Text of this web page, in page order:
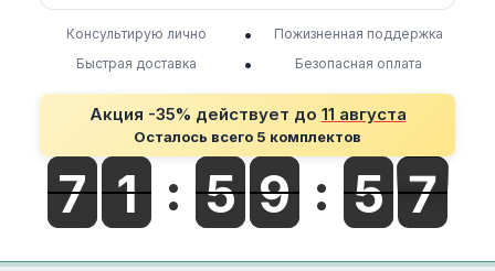
Консультирую лично •
Пожизненная поддержка
Быстрая доставка
• Безопасная оплата
Акция -35% действует до 11 августа
Осталось всего 5 комплектов